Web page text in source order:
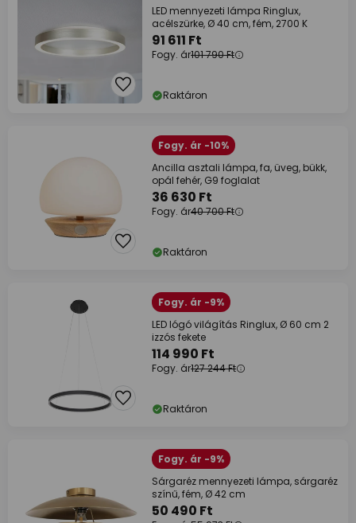
LED mennyezeti lámpa Ringlux,
acélszürke, Ø 40 cm, fém, 2700 K
91 611 Ft
Fogy. ár101 790 Ft
Raktáron
Fogy. ár -10%
Ancilla asztali lámpa, fa, üveg, bükk,
opál fehér, G9 foglalat
36 630 Ft
Fogy. ár40 700 Ft
Raktáron
Fogy. ár -9%
LED lógó világítás Ringlux, Ø 60 cm 2
izzós fekete
114 990 Ft
Fogy. ár127 244 Ft
Raktáron
Fogy. ár -9%
Sárgaréz mennyezeti lámpa, sárgaréz
színű, fém, Ø 42 cm
50 490 Ft